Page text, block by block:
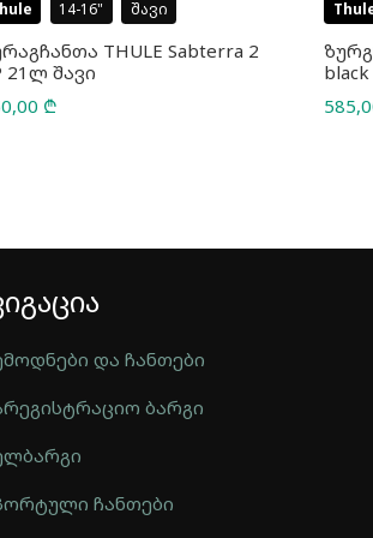
14-16 შავი
THULE Sabterra 2
21ლ შავი
₾
black
და ჩანთები
ბარგი
ჩანთები